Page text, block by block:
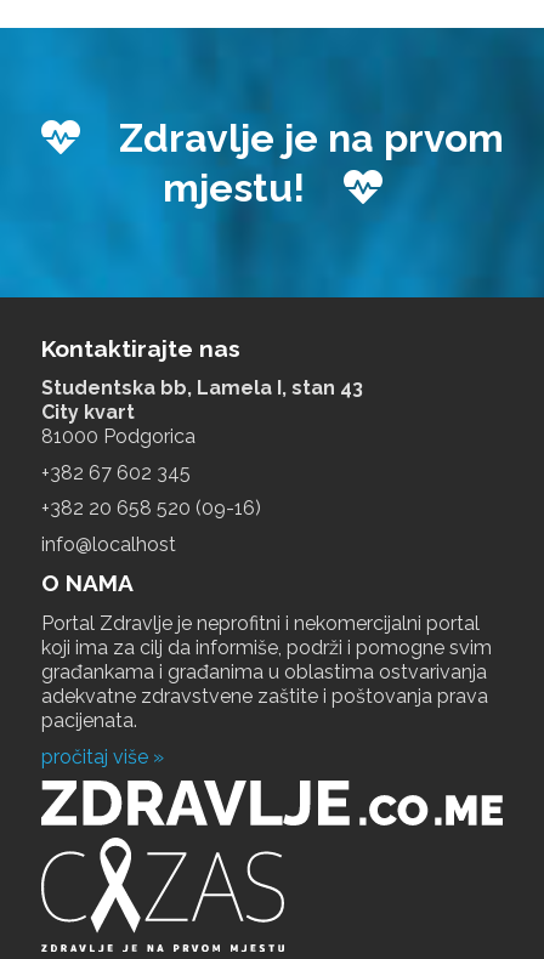
Zdravlje je na prvom
mjestu!
Kontaktirajte nas
Studentska bb, Lamela I, stan 43
City kvart
81000 Podgorica
+‎382 67 602 345
+‎382 20 658 520 (09-16)
info@localhost
O NAMA
Portal Zdravlje je neprofitni i nekomercijalni portal
koji ima za cilj da informiše, podrži i pomogne svim
građankama i građanima u oblastima ostvarivanja
adekvatne zdravstvene zaštite i poštovanja prava
pacijenata.
pročitaj više »